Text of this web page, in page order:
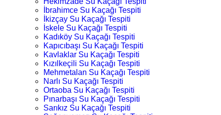
İbrahimce Su Kaçağı Tespiti
İkizçay Su Kaçağı Tespiti
İskele Su Kaçağı Tespiti
Kadıköy Su Kaçağı Tespiti
Kapıcıbaşı Su Kaçağı Tespiti
Kavlaklar Su Kaçağı Tespiti
Kızılkeçili Su Kaçağı Tespiti
Mehmetalan Su Kaçağı Tespiti
Narlı Su Kaçağı Tespiti
Ortaoba Su Kaçağı Tespiti
Pınarbaşı Su Kaçağı Tespiti
Sarıkız Su Kaçağı Tespiti